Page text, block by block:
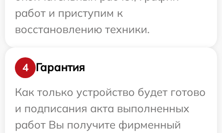
работ и приступим к
восстановлению техники.
4
Гарантия
Как только устройство будет готово
и подписания акта выполненных
работ Вы получите фирменный